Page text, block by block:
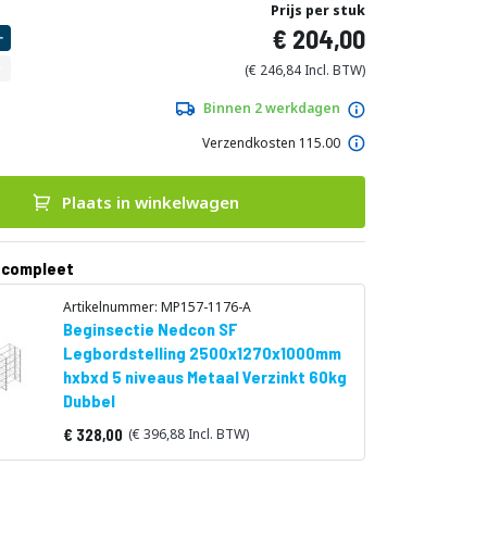
Prijs per stuk
204,00
246,84
Binnen 2 werkdagen
Verzendkosten 115.00
Plaats in winkelwagen
Artikelnummer: MP157-1176-A
Beginsectie Nedcon SF
Legbordstelling 2500x1270x1000mm
hxbxd 5 niveaus Metaal Verzinkt 60kg
Dubbel
Vanaf
328,00 396,88